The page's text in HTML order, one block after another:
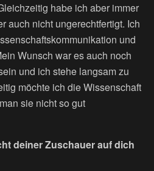
habe ich aber immer
auch nicht ungerechtfertigt. Ich
und
Wunsch war es auch noch
und ich stehe langsam zu
möchte ich die Wissenschaft
sie nicht so gut
deiner Zuschauer auf dich